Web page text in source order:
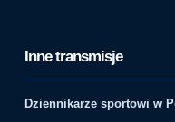
Inne transmisje
Dziennikarze sportowi w